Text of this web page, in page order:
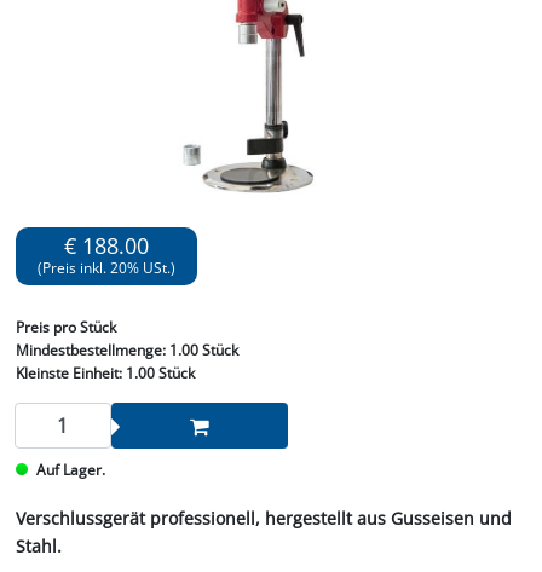
€ 188.00
(Preis inkl. 20% USt.)
Preis pro Stück
Mindestbestellmenge: 1.00 Stück
Kleinste Einheit:1.00 Stück
Auf Lager.
Verschlussgerät professionell, hergestellt aus Gusseisen und
Stahl.